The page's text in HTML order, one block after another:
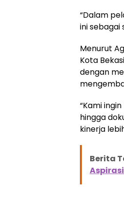
“Dalam
ini sebagai
Menurut
Kota
dengan
“Kami
hingga
kinerja
Berita